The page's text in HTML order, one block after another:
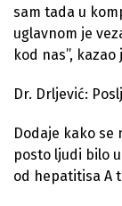
sam tada u
uglavnom je
kod nas”, kazao
Dr. Drljević:
Dodaje kako se
posto ljudi bilo
od hepatitisa A